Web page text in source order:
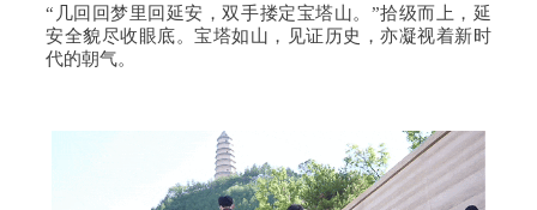
“几回回梦里回延安，双手搂定宝塔山。”拾级而上，延
安全貌尽收眼底。宝塔如山，见证历史，亦凝视着新时
代的朝气。